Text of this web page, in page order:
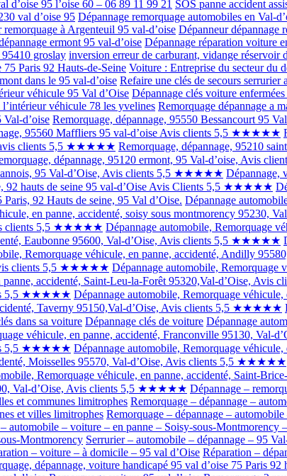
d’oise 95 l’oise 60 – 06 89 11 99 21 SOS panne accident
val d’oise 95 Dépannage remorquage automobiles en Val-
remorquage à Argenteuil 95 val-d’oise Dépanneur dépannage
ermont 95 val-d’oise Dépannage réparation voiture
groslay inversion erreur de carburant, vidange réservoir
Paris 92 Hauts-de-Seine Voiture : Entreprise du secteur du
dans le 95 val-d’oise Refaire une clés de secours serrurier
véhicule 95 Val d’Oise Dépannage clés voiture
véhicule 78 les yvelines Remorquage dépannage a
Val-d’oise Remorquage, dépannage, 95550 Bessancourt 95
95560 Maffliers 95 val-d’oise Avis clients 5,5 ★★★★★
avis clients 5,5 ★★★★★ Remorquage, dépannage, 95210
dépannage, 95120 ermont, 95 Val-d’oise, Avis
95 Val-d’Oise, Avis clients 5,5 ★★★★★ Dépannage,
92 hauts de seine 95 val-d’Oise Avis Clients 5,5 ★★★★★
92 Hauts de seine, 95 Val d’Oise. Dépannage
en panne, accidenté, soisy sous montmorency 95230,
clients 5,5 ★★★★★ Dépannage automobile, Remorquage
Eaubonne 95600, Val-d’Oise, Avis clients 5,5 ★★★★★
Remorquage véhicule, en panne, accidenté, Andilly
Avis clients 5,5 ★★★★★ Dépannage automobile, Remorquage
panne, accidenté, Saint-Leu-la-Forêt 95320,Val-d’Oise,
5,5 ★★★★★ Dépannage automobile, Remorquage véhicule,
Taverny 95150,Val-d’Oise, Avis clients 5,5 ★★★★★
dans sa voiture Dépannage clés de voiture Dépannage
véhicule, en panne, accidenté, Franconville 95130, Val-
5,5 ★★★★★ Dépannage automobile, Remorquage véhicule,
Moisselles 95570, Val-d’Oise, Avis clients 5,5 ★★★★★
Remorquage véhicule, en panne, accidenté, Saint-
Val-d’Oise, Avis clients 5,5 ★★★★★ Dépannage –
et communes limitrophes Remorquage – dépannage –
et villes limitrophes Remorquage – dépannage – automobile
automobile – voiture – en panne – Soisy-sous-Montmorency
Montmorency Serrurier – automobile – dépannage – 95
– voiture – à domicile – 95 val d’Oise Réparation –
dépannage, voiture handicapé 95 val d’oise 75 Paris 92